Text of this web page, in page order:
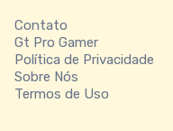
Contato
Gt Pro Gamer
Política de Privacidade
Sobre Nós
Termos de Uso